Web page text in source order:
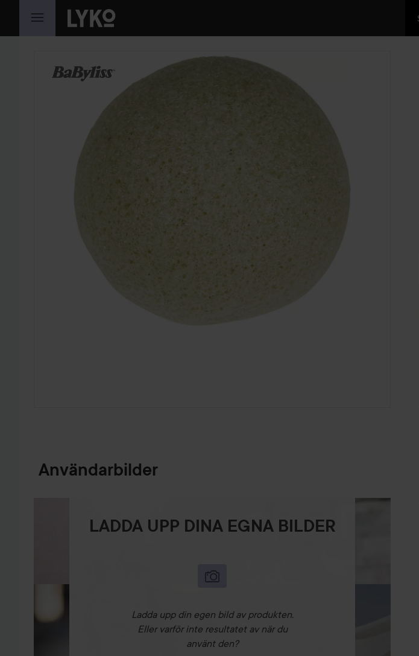
HOPPA TILL INNEHÅLLET
Användarbilder
LADDA UPP DINA EGNA BILDER
Ladda upp din egen bild av produkten.
Eller varför inte resultatet av när du
använt den?